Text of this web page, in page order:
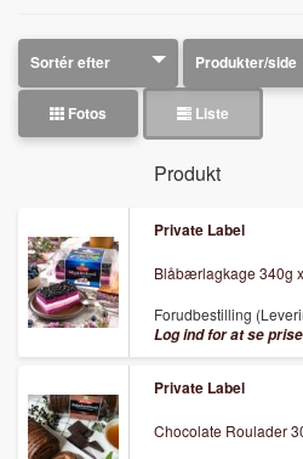
Fotos Liste
Produkt
Private Label
Blåbærlagkage 340g
Forudbestilling
Log ind for at se
Private Label
Chocolate Roulader